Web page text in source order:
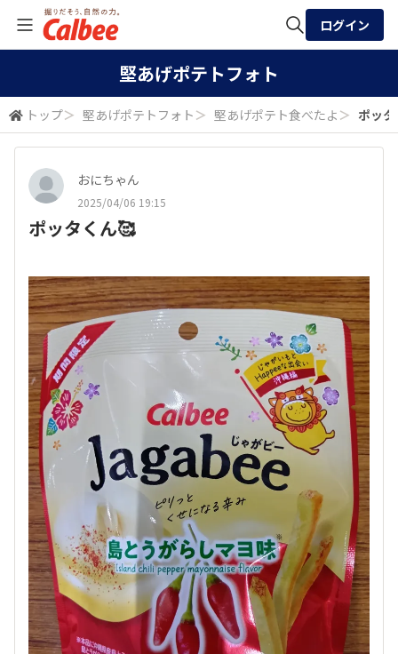
検索
ログイン
堅あげポテトフォト
トップ＞ 堅あげポテトフォト ＞ 堅あげポテト食べたよ ＞ ポッ
おにちゃん
2025/04/06 19:15
ポッタくん🥰